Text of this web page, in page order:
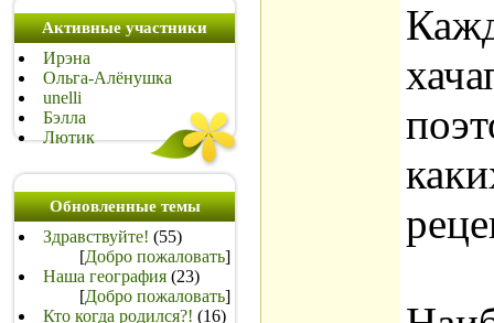
Активные участники
Ирэна
Ольга-Алёнушка
unelli
Бэлла
Лютик
Обновленные темы
Здравствуйте! (55)
[Добро пожаловать]
Наша география (23)
[Добро пожаловать]
Кто когда родился?! (16)